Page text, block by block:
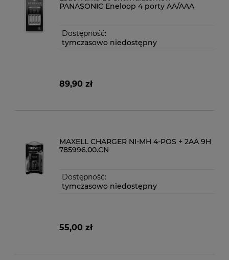
PANASONIC Eneloop 4 porty AA/AAA
Dostępność:
tymczasowo niedostępny
89,90 zł
MAXELL CHARGER NI-MH 4-POS + 2AA 9H
785996.00.CN
Dostępność:
tymczasowo niedostępny
55,00 zł